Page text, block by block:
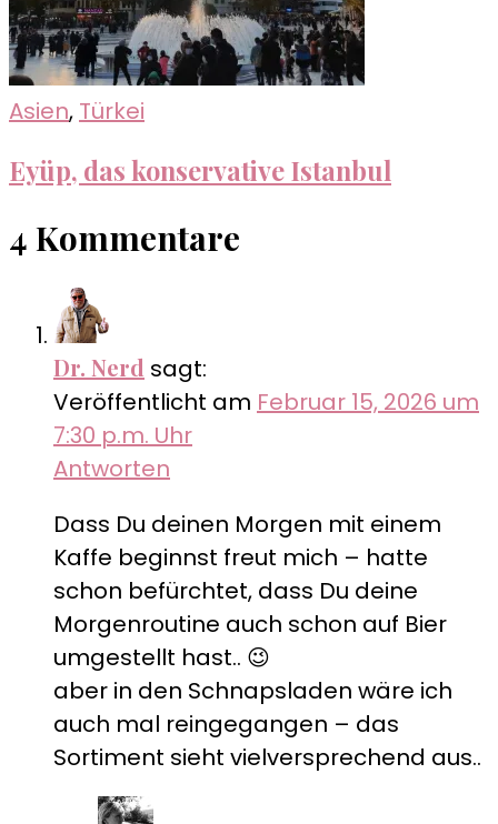
Asien, Türkei
Eyüp, das konservative Istanbul
4 Kommentare
Dr. Nerd sagt:
Veröffentlicht am Februar 15, 2026 um
7:30 p.m. Uhr
Antworten
Dass Du deinen Morgen mit einem
Kaffe beginnst freut mich – hatte
schon befürchtet, dass Du deine
Morgenroutine auch schon auf Bier
umgestellt hast.. 😉
aber in den Schnapsladen wäre ich
auch mal reingegangen – das
Sortiment sieht vielversprechend aus..